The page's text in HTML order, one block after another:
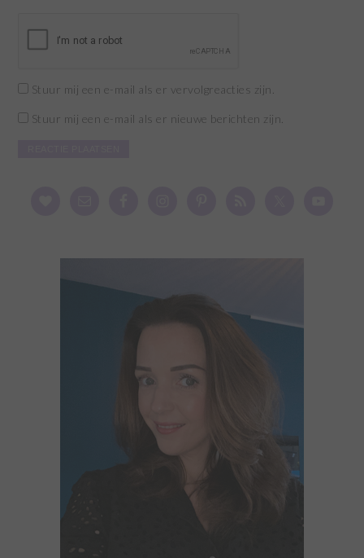
Stuur mij een e-mail als er vervolgreacties zijn.
Stuur mij een e-mail als er nieuwe berichten zijn.